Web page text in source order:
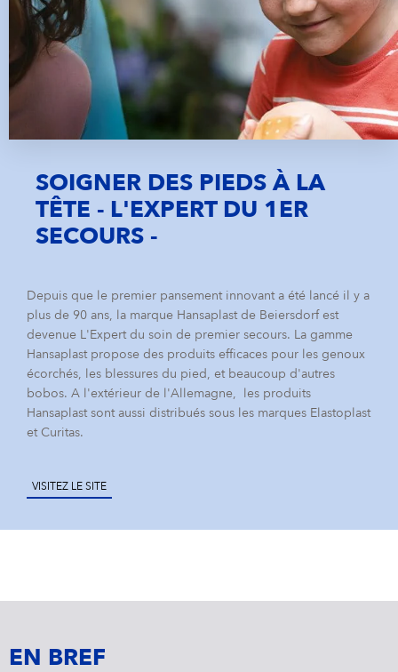
SOIGNER DES PIEDS À LA
TÊTE - L'EXPERT DU 1ER
SECOURS -
Depuis que le premier pansement innovant a été lancé il y a
plus de 90 ans, la marque Hansaplast de Beiersdorf est
devenue L'Expert du soin de premier secours. La gamme
Hansaplast propose des produits efficaces pour les genoux
écorchés, les blessures du pied, et beaucoup d'autres
bobos. A l'extérieur de l'Allemagne, les produits
Hansaplast sont aussi distribués sous les marques Elastoplast
et Curitas.
VISITEZ LE SITE
EN BREF